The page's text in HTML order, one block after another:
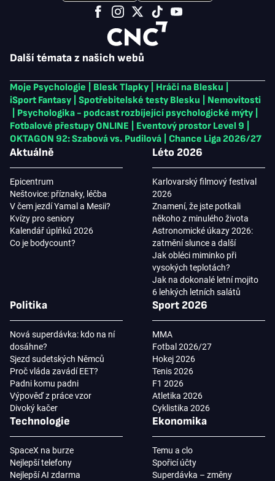
Další témata z našich webů
Moje Psychologie Blesk Tlapky Hráči na Blesku
iSport Fantasy
Spotřebitelské testy Blesku
Nemovitosti
Psychologika - podcast rozbíjející psychologické mýty
Fotbalové přestupy ONLINE
Eventový prostor Level 9
OKTAGON 92: Szabová vs. Pudilová
Chance Liga 2026/27
Aktuálně
Epicentrum
Neštovice: příznaky, léčba
V čem jezdí Yamal a Mesii?
Kvízy pro seniory
Kalendář úplňků 2026
Co je bodycount?
Léto 2026
Karlovarský filmový festival
2026
Znamení, že jste potkali
někoho z minulého života
Astronomické úkazy 2026:
zatmění slunce a další
Jak obléci miminko při
vysokých teplotách?
Jak na dokonalé letní mojito
6 lehkých letních salátů
Politika
Nová superdávka: kdo na ní
dosáhne?
Sjezd sudetských Němců
Proč vláda zavádí EET?
Padni komu padni
Výpověď z práce vzor
Divoký kačer
Sport 2026
MMA
Fotbal 2026/27
Hokej 2026
Tenis 2026
F1 2026
Atletika 2026
Cyklistika 2026
Technologie
SpaceX na burze
Nejlepší telefony
Nejlepší AI zdarma
Ekonomika
Temu a clo
Spořicí účty
Superdávka – změny